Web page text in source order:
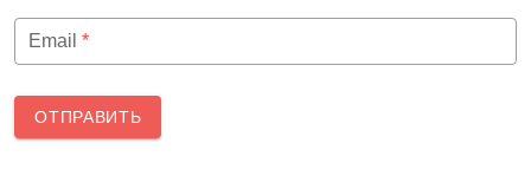
Email *
ОТПРАВИТЬ